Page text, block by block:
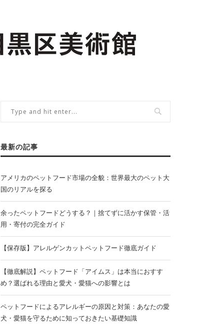
最新の記事
アメリカのペットフード市場の全貌：世界最大のペット大
国のリアルを探る
余ったペットフードどうする？｜捨てずに活かす保管・活
用・寄付の完全ガイド
【保存版】アレルゲンカットペットフード徹底ガイド
【徹底解説】ペットフード「アイムス」は本当におすす
め？選ばれる理由と愛犬・愛猫への影響とは
ペットフードによるアレルギーの原因と対策：あなたの愛
犬・愛猫を守るために知っておきたい基礎知識